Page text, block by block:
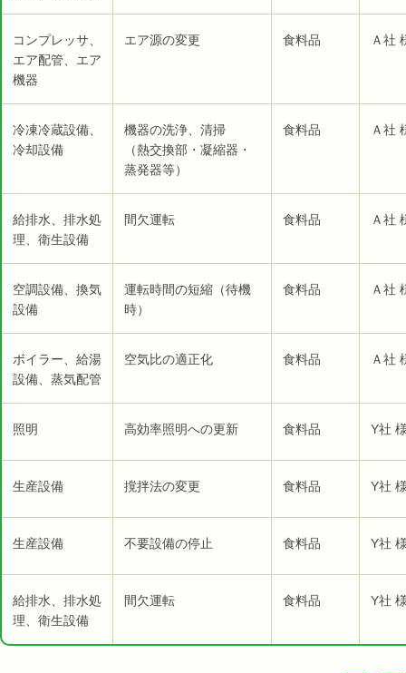
コンプレッサ、
エア配管、エア
機器
エア源の変更 食料品 Ａ社
冷凍冷蔵設備、
冷却設備
機器の洗浄、清掃
（熱交換部・凝縮器・
蒸発器等）
食料品 Ａ社
給排水、排水処
理、衛生設備
間欠運転 食料品 Ａ社
空調設備、換気
設備
運転時間の短縮（待機
時）
食料品 Ａ社
ボイラー、給湯
設備、蒸気配管
空気比の適正化 食料品 Ａ社
照明 高効率照明への更新 食料品 Y社
生産設備 撹拌法の変更 食料品 Y社
生産設備 不要設備の停止 食料品 Y社
給排水、排水処
理、衛生設備
間欠運転 食料品 Y社